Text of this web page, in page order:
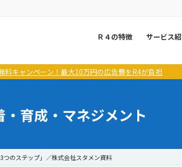
Ｒ４の特徴 サービス
料キャンペーン！最大10万円の広告費をR4が負担
・育成・マネジメント
のステップ」／株式会社スタメン資料